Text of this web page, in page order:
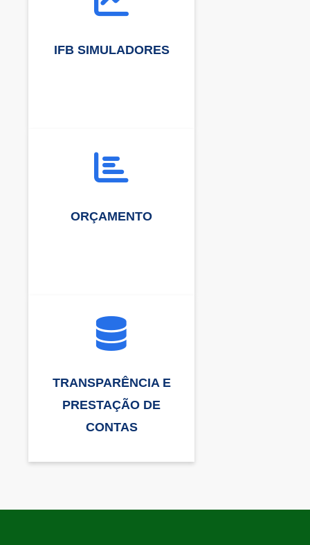
IFB SIMULADORES
ORÇAMENTO
TRANSPARÊNCIA E
PRESTAÇÃO DE
CONTAS